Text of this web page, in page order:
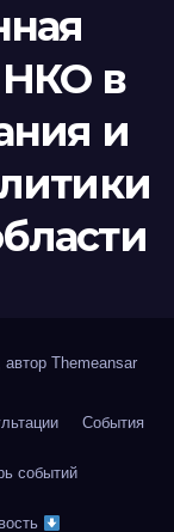
в
и
автор Themeansar
События
событий